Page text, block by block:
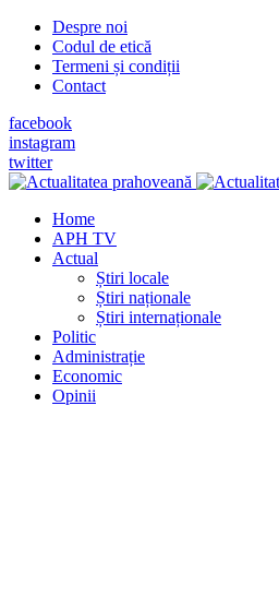
Despre noi
Codul de etică
Termeni și condiții
Contact
facebook
instagram
twitter
Home
APH TV
Actual
Știri locale
Știri naționale
Știri internaționale
Politic
Administrație
Economic
Opinii